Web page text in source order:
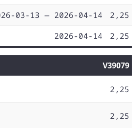
03-13 — 2026-04-14
2,25
2026-04-14 2,25
V39079
2,25
2,25